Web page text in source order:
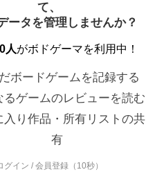
て、
ータを管理しませんか？
人がボドゲーマを利用中！
ボードゲームを記録する
るゲームのレビューを読む
入り作品・所有リストの共
有
グイン / 会員登録（10秒）
ムを検索する
ムの新着レビュー
会情報
特集
ピックス